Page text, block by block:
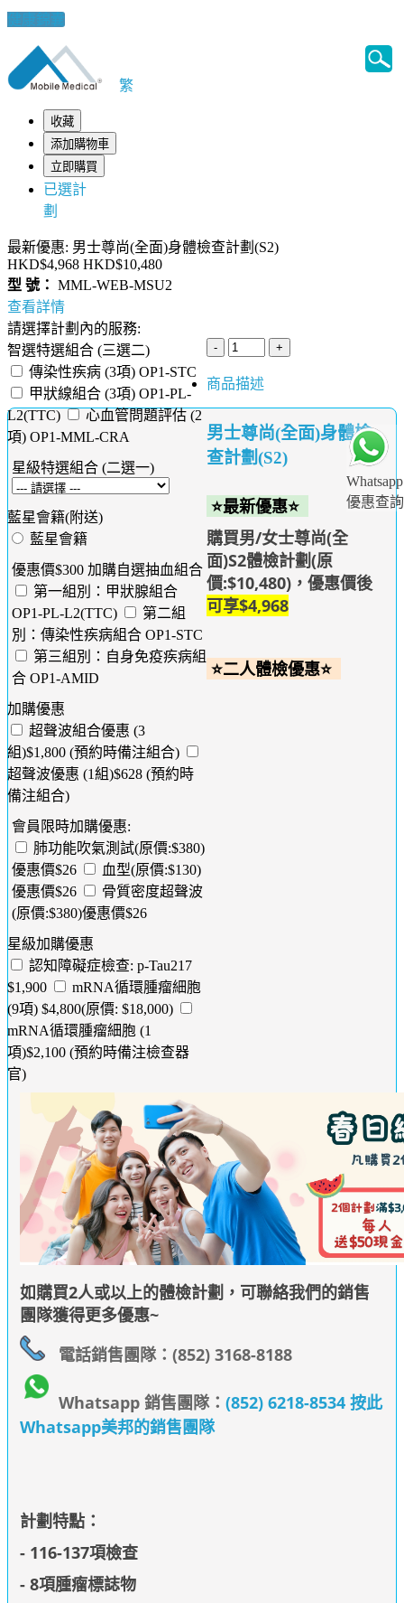
健康錦囊
Whatsapp
優惠查詢
繁
收藏
添加購物車
立即購買
已選計
劃
最新優惠: 男士尊尚(全面)身體檢查計劃(S2)
HKD$4,968 HKD$10,480
型 號： MML-WEB-MSU2
查看詳情
請選擇計劃內的服務:
智選特選組合 (三選二)
傳染性疾病 (3項) OP1-STC
甲狀線組合 (3項) OP1-PL-
L2(TTC)
心血管問題評估 (2
項) OP1-MML-CRA
星級特選組合 (二選一)
藍星會籍(附送)
藍星會籍
優惠價$300 加購自選抽血組合
第一組別：甲狀腺組合
OP1-PL-L2(TTC)
第二組
別：傳染性疾病組合 OP1-STC
第三組別：自身免疫疾病組
合 OP1-AMID
加購優惠
超聲波組合優惠 (3
組)$1,800 (預約時備注組合)
超聲波優惠 (1組)$628 (預約時
備注組合)
會員限時加購優惠:
肺功能吹氣測試(原價:$380)
優惠價$26
血型(原價:$130)
優惠價$26
骨質密度超聲波
(原價:$380)優惠價$26
星級加購優惠
認知障礙症檢查: p-Tau217
$1,900
mRNA循環腫瘤細胞
(9項) $4,800(原價: $18,000)
mRNA循環腫瘤細胞 (1
項)$2,100 (預約時備注檢查器
官)
商品描述
男士尊尚(全面)身體檢
查計劃(S2)
⭐最新優惠⭐
購買男/女士尊尚(全
面)S2體檢計劃(原
價:$10,480)，優惠價後
可享$4,968
⭐二人體檢優惠⭐
如購買2人或以上的體檢計劃，可聯絡我們的銷售
團隊獲得更多優惠~
電話銷售團隊：(852) 3168-8188
Whatsapp 銷售團隊：(852) 6218-8534 按此
Whatsapp美邦的銷售團隊
計劃特點：
- 116-137項檢查
- 8項腫瘤標誌物